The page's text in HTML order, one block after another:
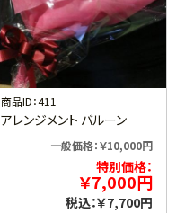
商品ID：411
アレンジメント バルーン
一般価格：￥10,000円
特別価格：
￥7,000円
税込：￥7,700円